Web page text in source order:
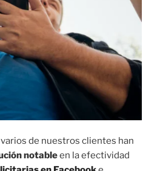
de nuestros clientes han
notableen la efectividad